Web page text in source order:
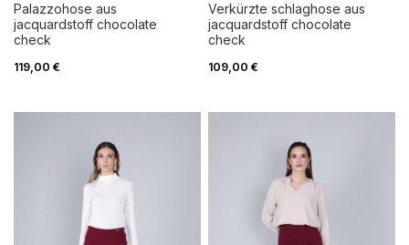
palazzohose aus
jacquardstoff chocolate
check
119,00 €
verkürzte schlaghose aus
jacquardstoff chocolate
check
109,00 €